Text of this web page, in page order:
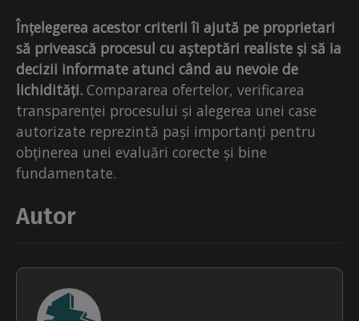
Înțelegerea acestor criterii îi ajută pe proprietari
să privească procesul cu așteptări realiste și să ia
decizii informate atunci când au nevoie de
lichidități. Compararea ofertelor, verificarea
transparenței procesului și alegerea unei case
autorizate reprezintă pași importanți pentru
obținerea unei evaluări corecte și bine
fundamentate.
Autor